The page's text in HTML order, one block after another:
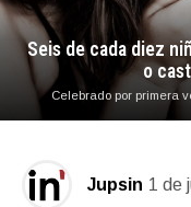
Seis de cada diez
o
Celebrado por primera
Jupsin 1 de